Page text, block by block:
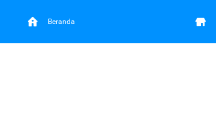
Beranda